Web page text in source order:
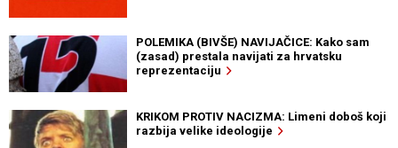
POLEMIKA (BIVŠE) NAVIJAČICE: Kako sam
(zasad) prestala navijati za hrvatsku
reprezentaciju
KRIKOM PROTIV NACIZMA: Limeni doboš koji
razbija velike ideologije